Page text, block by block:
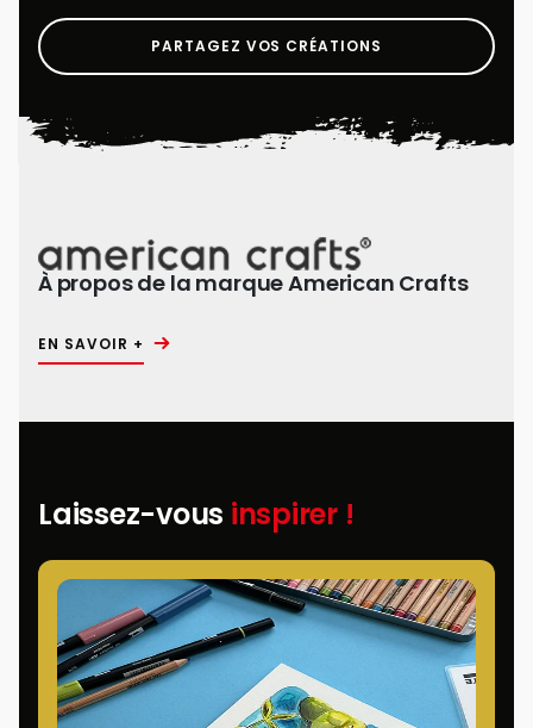
PARTAGEZ VOS CRÉATIONS
À propos de la marque American Crafts
EN SAVOIR +
Laissez-vous inspirer !